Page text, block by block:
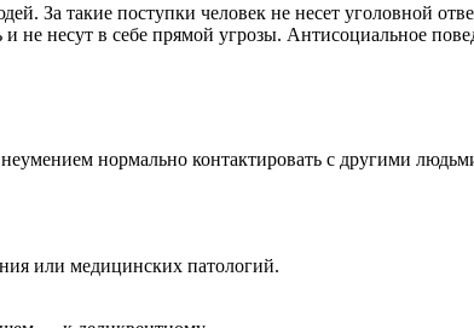
За такие поступки человек не несет уголовной
несут в себе прямой угрозы. Антисоциальное
нормально контактировать с другими
или медицинских патологий.